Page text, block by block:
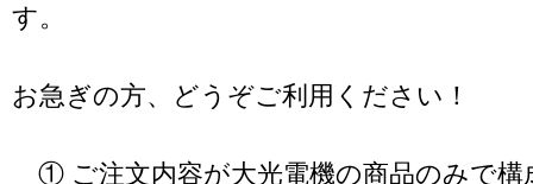
す。
お急ぎの方、どうぞご利用ください！
① ご注文内容が大光電機の商品のみで構